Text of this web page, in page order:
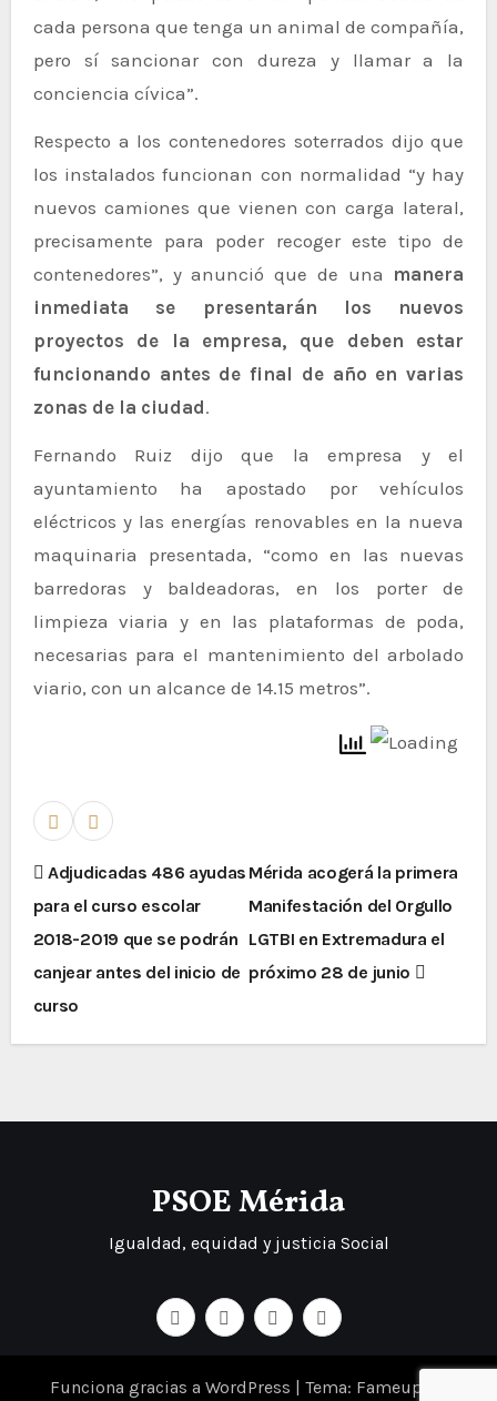
cada persona que tenga un animal de compañía,
pero sí sancionar con dureza y llamar a la
conciencia cívica”.
Respecto a los contenedores soterrados dijo que
los instalados funcionan con normalidad “y hay
nuevos camiones que vienen con carga lateral,
precisamente para poder recoger este tipo de
contenedores”, y anunció que de una manera
inmediata se presentarán los nuevos
proyectos de la empresa, que deben estar
funcionando antes de final de año en varias
zonas de la ciudad.
Fernando Ruiz dijo que la empresa y el
ayuntamiento ha apostado por vehículos
eléctricos y las energías renovables en la nueva
maquinaria presentada, “como en las nuevas
barredoras y baldeadoras, en los porter de
limpieza viaria y en las plataformas de poda,
necesarias para el mantenimiento del arbolado
viario, con un alcance de 14.15 metros”.
Adjudicadas 486 ayudas
para el curso escolar
2018-2019 que se podrán
canjear antes del inicio de
curso
Mérida acogerá la primera
Manifestación del Orgullo
LGTBI en Extremadura el
próximo 28 de junio
PSOE Mérida
Igualdad, equidad y justicia Social
Funciona gracias a WordPress | Tema: Fameup de